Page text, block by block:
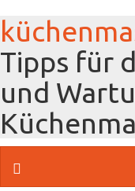
Tipps für
und